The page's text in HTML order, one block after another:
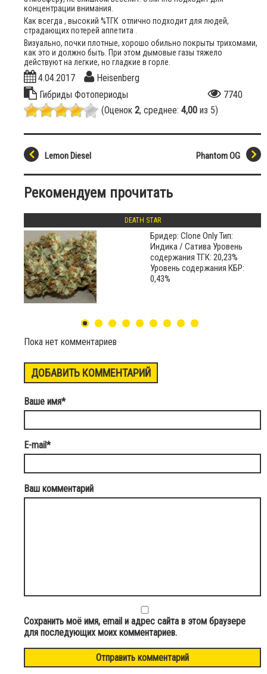
концентрации внимания.
Как всегда , высокий %ТГК отлично подходит для людей,
страдающих потерей аппетита .
Визуально, почки плотные, хорошо обильно покрыты трихомами,
как это и должно быть. При этом дымовые газы тяжело
действуют на легкие, но гладкие в горле.
4.04.2017
Heisenberg
Гибриды Фотопериоды
7740
(Оценок 2, среднее: 4,00 из 5)
Phantom OG
Lemon Diesel
Рекомендуем прочитать
DEATH STAR
Бридер: Clone Only Тип:
Индика / Сатива Уровень
содержания ТГК: 20,23%
Уровень содержания КБР:
0,43%
Пока нет комментариев
ДОБАВИТЬ КОММЕНТАРИЙ
Ваше имя*
E-mail*
Ваш комментарий
Сохранить моё имя, email и адрес сайта в этом браузере
для последующих моих комментариев.